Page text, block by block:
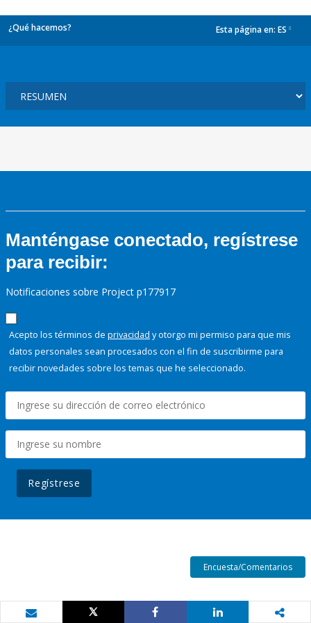
¿Qué hacemos? Esta página en: ES
Manténgase conectado, regístrese
para recibir:
Notificaciones sobre Project p177917
Acepto los términos de privacidad y otorgo mi permiso para que mis
datos personales sean procesados con el fin de suscribirme para
recibir novedades sobre los temas que he seleccionado.
Regístrese
Encuesta/Comentarios